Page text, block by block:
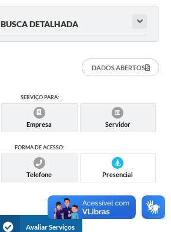
BUSCA DETALHADA
DADOS ABERTOS
SERVIÇO PARA:
Empresa Servidor
FORMA DE ACESSO:
Telefone Presencial
Avaliar Serviços